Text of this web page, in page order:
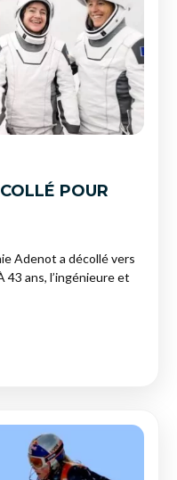
POUR
Adenot a décollé vers
ans, l’ingénieure et